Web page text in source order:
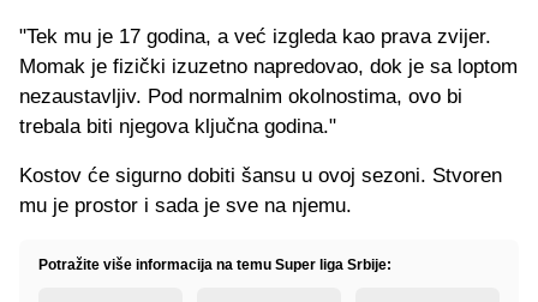
"Tek mu je 17 godina, a već izgleda kao prava zvijer.
Momak je fizički izuzetno napredovao, dok je sa loptom
nezaustavljiv. Pod normalnim okolnostima, ovo bi
trebala biti njegova ključna godina."
Kostov će sigurno dobiti šansu u ovoj sezoni. Stvoren
mu je prostor i sada je sve na njemu.
Potražite više informacija na temu Super liga Srbije: